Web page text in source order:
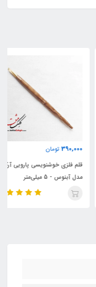
390,000 تومان
قلم فلزی خوشنویسی پارویی آرکان
مدل آبنوس - 5 میلی‌متر